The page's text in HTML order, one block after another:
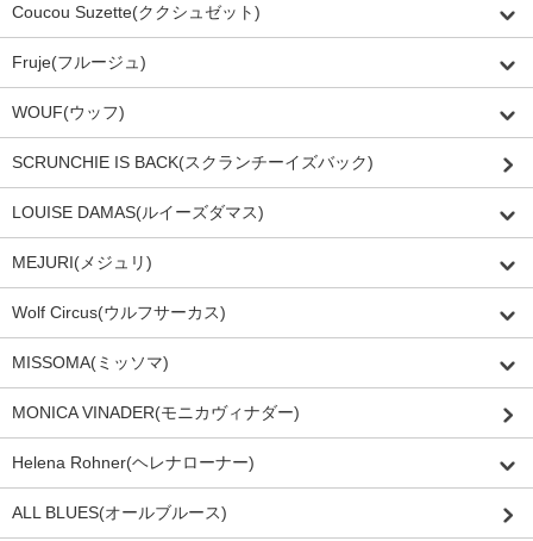
Coucou Suzette(ククシュゼット)
Fruje(フルージュ)
WOUF(ウッフ)
SCRUNCHIE IS BACK(スクランチーイズバック)
LOUISE DAMAS(ルイーズダマス)
MEJURI(メジュリ)
Wolf Circus(ウルフサーカス)
MISSOMA(ミッソマ)
MONICA VINADER(モニカヴィナダー)
Helena Rohner(ヘレナローナー)
ALL BLUES(オールブルース)